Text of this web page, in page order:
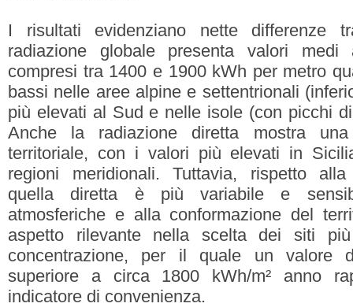
I risultati evidenziano nette differenze
radiazione globale presenta valori medi
compresi tra 1400 e 1900 kWh per metro
bassi nelle aree alpine e settentrionali
più elevati al Sud e nelle isole (con picchi
Anche la radiazione diretta mostra una
territoriale, con i valori più elevati in
regioni meridionali. Tuttavia, rispetto
quella diretta è più variabile e
atmosferiche e alla conformazione del
aspetto rilevante nella scelta dei siti
concentrazione, per il quale un valore
superiore a circa 1800 kWh/m² anno
indicatore di convenienza.